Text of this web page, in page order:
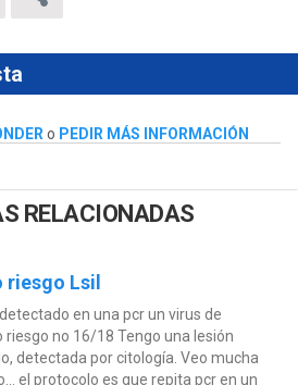
o PEDIR MÁS INFORMACIÓN
RELACIONADAS
Lsil
en una pcr un virus de
no 16/18 Tengo una lesión
detectada por citología. Veo mucha
el protocolo es que repita pcr en un